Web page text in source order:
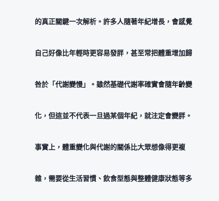
的真正關鍵一次解析。許多人隨著年紀增長，會感覺
自己好像比年輕時更容易發胖，甚至常把體重增加歸
咎於「代謝變慢」。雖然基礎代謝率確實會隨年齡變
化，但這並不代表一旦過某個年紀，就注定會變胖。
事實上，體重變化與代謝的關係比大眾想像得更複
雜，需要從生活習慣、飲食型態與整體健康狀態等多